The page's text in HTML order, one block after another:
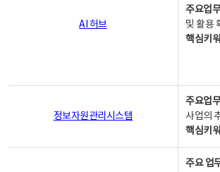
AI 허브
주요업
및 활용
핵심키
정보자원관리시스템
주요업
사업의
핵심키
주요 업